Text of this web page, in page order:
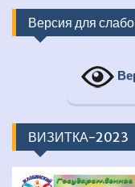
Версия для
ВИЗИТКА-2023